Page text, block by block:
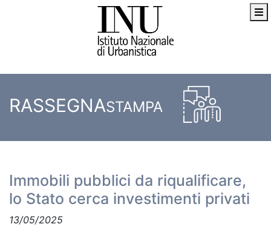
RASSEGNASTAMPA
Immobili pubblici da riqualificare,
lo Stato cerca investimenti privati
13/05/2025